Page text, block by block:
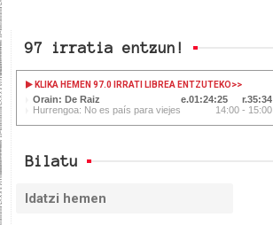
97 irratia entzun!
KLIKA HEMEN 97.0 IRRATI LIBREA ENTZUTEKO>>
Orain: De Raiz 01:24:25
35:34
Hurrengoa: No es país para viejes
14:00 - 15:00
Bilatu